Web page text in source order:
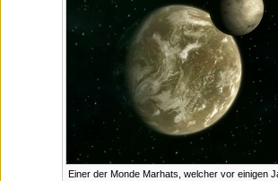
Einer der Monde Marhats, welcher vor einigen